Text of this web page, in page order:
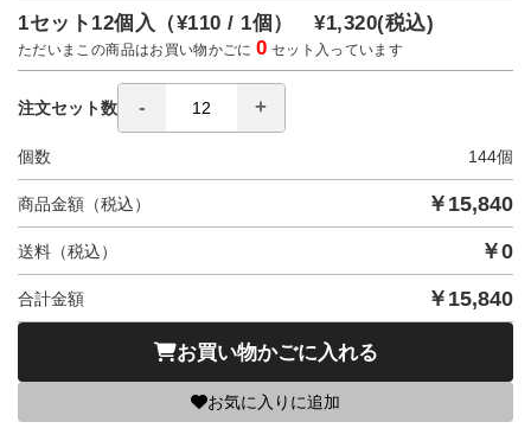
1セット12個入（¥110 / 1個）¥1,320(税込)
ただいまこの商品はお買い物かごに0 セット入っています
注文セット数
個数 144個
商品金額（税込） ￥ 15,840
送料（税込） ￥0
合計金額 ￥ 15,840
お買い物かごに入れる
お気に入りに追加